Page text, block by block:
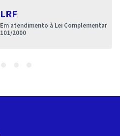
LRF
Em atendimento à Lei Complementar
101/2000